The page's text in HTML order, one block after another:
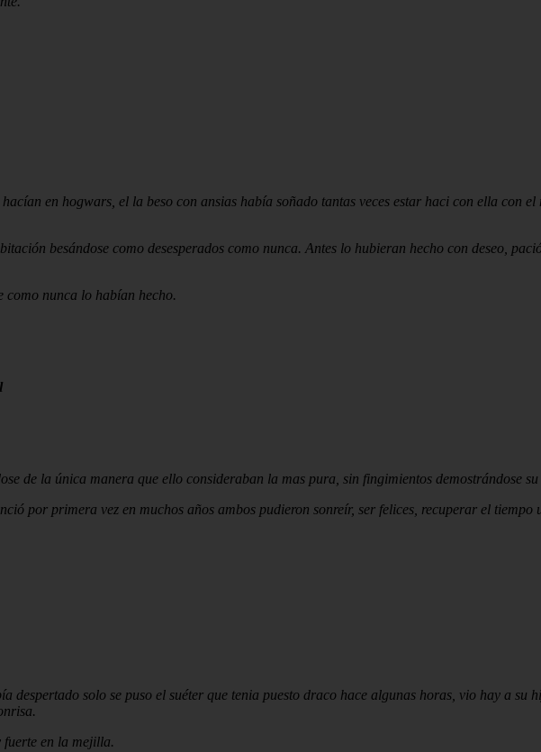
en hogwars, el la beso con ansias había soñado tantas veces estar haci con ella con el
besándose como desesperados como nunca. Antes lo hubieran hecho con deseo,
como nunca lo habían hecho.
de la única manera que ello consideraban la mas pura, sin fingimientos demostrándose
por primera vez en muchos años ambos pudieron sonreír, ser felices, recuperar el
despertado solo se puso el suéter que tenia puesto draco hace algunas horas, vio hay a su
en la mejilla.